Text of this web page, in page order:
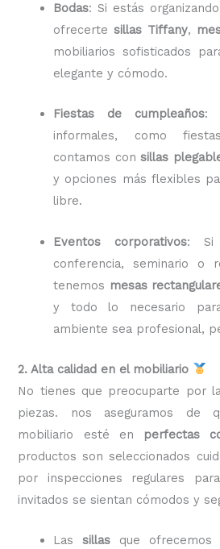
Bodas: Si estás
ofrecertesillas Tiffany,
mobiliarios sofisticados
elegante y cómodo.
Fiestas de cumpleaños:
informales, como
contamos consillas
y opciones más flexibles
libre.
Eventos corporativos: Si
conferencia, seminario o
tenemos mesas
y todo lo necesario
ambiente sea profesional,
2. Alta calidad en el mobiliario
No tienes que preocuparte por
piezas. nos aseguramos de
mobiliario esté en
perfectas
productos son seleccionados
por inspecciones regulares
invitados se sientan cómodos y
Lassillas que ofrecemos